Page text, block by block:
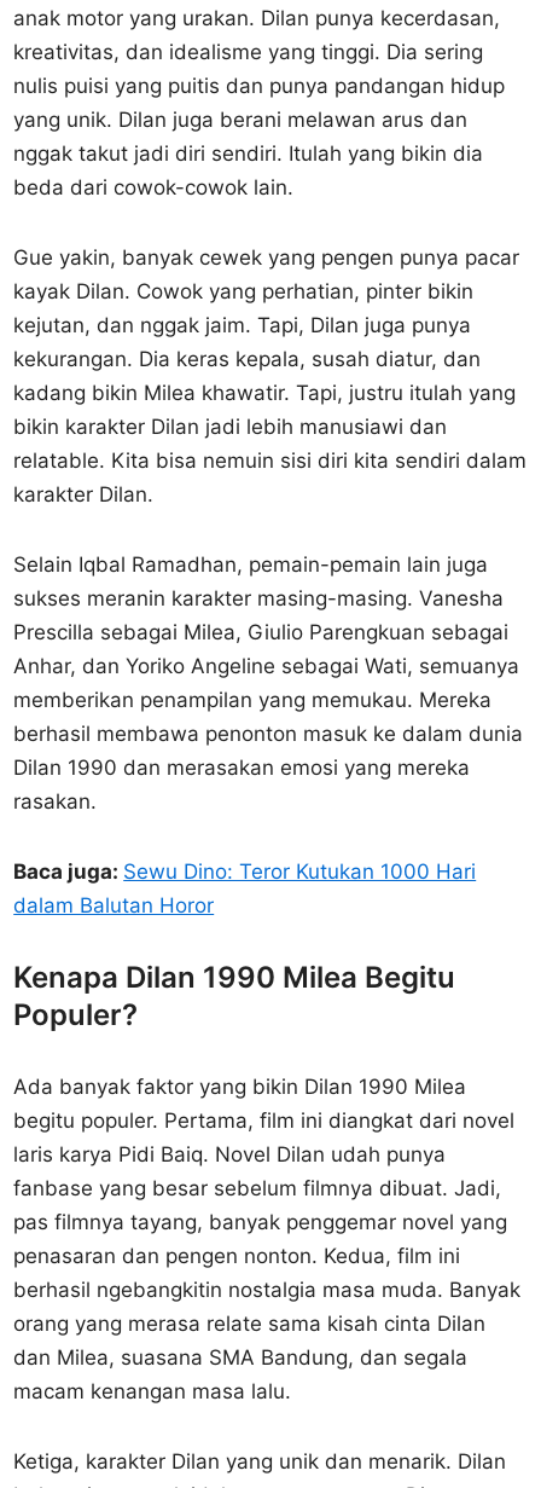
anak motor yang urakan. Dilan punya kecerdasan,
kreativitas, dan idealisme yang tinggi. Dia sering
nulis puisi yang puitis dan punya pandangan hidup
yang unik. Dilan juga berani melawan arus dan
nggak takut jadi diri sendiri. Itulah yang bikin dia
beda dari cowok-cowok lain.
Gue yakin, banyak cewek yang pengen punya pacar
kayak Dilan. Cowok yang perhatian, pinter bikin
kejutan, dan nggak jaim. Tapi, Dilan juga punya
kekurangan. Dia keras kepala, susah diatur, dan
kadang bikin Milea khawatir. Tapi, justru itulah yang
bikin karakter Dilan jadi lebih manusiawi dan
relatable. Kita bisa nemuin sisi diri kita sendiri dalam
karakter Dilan.
Selain Iqbal Ramadhan, pemain-pemain lain juga
sukses meranin karakter masing-masing. Vanesha
Prescilla sebagai Milea, Giulio Parengkuan sebagai
Anhar, dan Yoriko Angeline sebagai Wati, semuanya
memberikan penampilan yang memukau. Mereka
berhasil membawa penonton masuk ke dalam dunia
Dilan 1990 dan merasakan emosi yang mereka
rasakan.
Baca juga: Sewu Dino: Teror Kutukan 1000 Hari
dalam Balutan Horor
Kenapa Dilan 1990 Milea Begitu
Populer?
Ada banyak faktor yang bikin Dilan 1990 Milea
begitu populer. Pertama, film ini diangkat dari novel
laris karya Pidi Baiq. Novel Dilan udah punya
fanbase yang besar sebelum filmnya dibuat. Jadi,
pas filmnya tayang, banyak penggemar novel yang
penasaran dan pengen nonton. Kedua, film ini
berhasil ngebangkitin nostalgia masa muda. Banyak
orang yang merasa relate sama kisah cinta Dilan
dan Milea, suasana SMA Bandung, dan segala
macam kenangan masa lalu.
Ketiga, karakter Dilan yang unik dan menarik. Dilan